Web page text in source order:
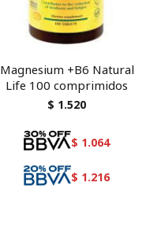
Magnesium +B6 Natural
Life 100 comprimidos
$ 1.520
$ 1.064
$ 1.216